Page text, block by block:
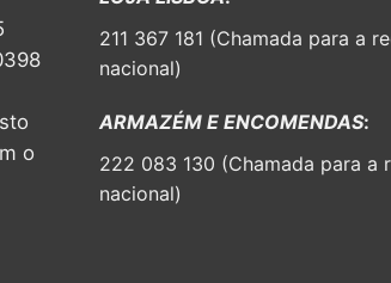
o
211 367 181 (Chamada para a
nacional)
ARMAZÉM E ENCOMENDAS:
222 083 130 (Chamada para a
nacional)